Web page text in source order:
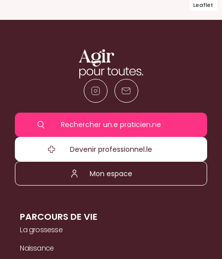
Leaflet
Rechercher un.e praticien.ne
Devenir professionnel.le
Mon espace
PARCOURS DE VIE
La grossesse
Naissance